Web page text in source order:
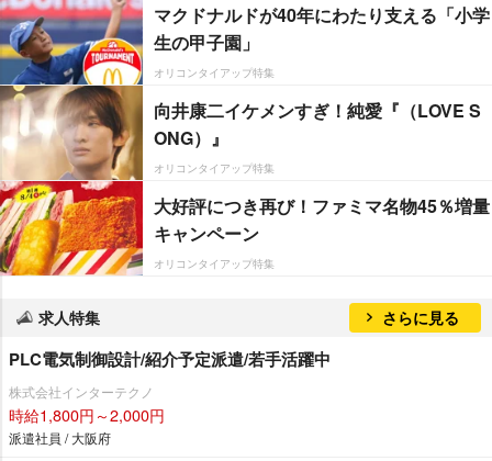
マクドナルドが40年にわたり支える「小学
生の甲子園」
オリコンタイアップ特集
向井康二イケメンすぎ！純愛『（LOVE S
ONG）』
オリコンタイアップ特集
大好評につき再び！ファミマ名物45％増量
キャンペーン
オリコンタイアップ特集
求人特集 さらに見る
PLC電気制御設計/紹介予定派遣/若手活躍中
株式会社インターテクノ
時給1,800円～2,000円
派遣社員 / 大阪府